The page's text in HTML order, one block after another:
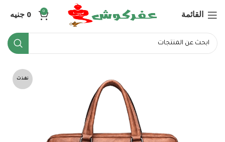
القائمة 0
0جنيه
نفذت